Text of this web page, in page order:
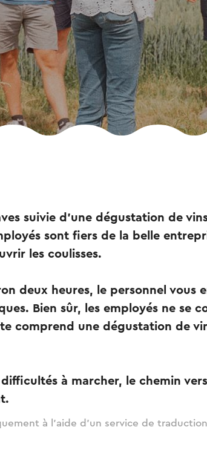
suivie d'une dégustation de
sont fiers de la belle
les coulisses.
deux heures, le personnel vous
Bien sûr, les employés ne se
comprend une dégustation de
à marcher, le chemin
à l'aide d'un service de